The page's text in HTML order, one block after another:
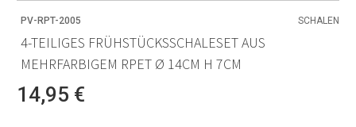
PV-RPT-2005 SCHALEN
4-TEILIGES FRÜHSTÜCKSSCHALESET AUS
MEHRFARBIGEM RPET Ø 14CM H 7CM
14,95 €